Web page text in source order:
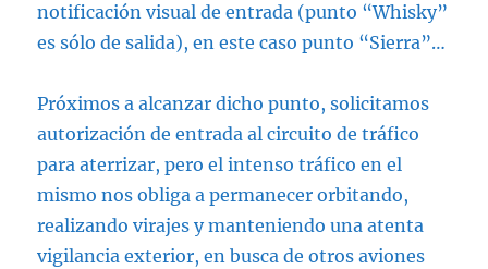
notificación visual de entrada (punto “Whisky”
es sólo de salida), en este caso punto “Sierra”…
Próximos a alcanzar dicho punto, solicitamos
autorización de entrada al circuito de tráfico
para aterrizar, pero el intenso tráfico en el
mismo nos obliga a permanecer orbitando,
realizando virajes y manteniendo una atenta
vigilancia exterior, en busca de otros aviones